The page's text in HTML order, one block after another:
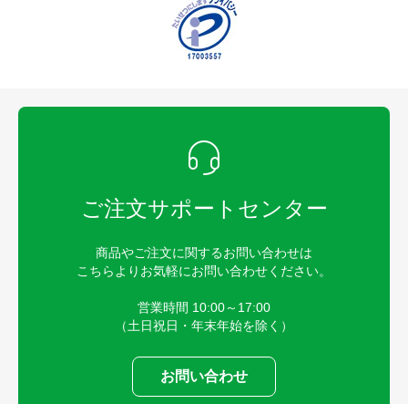
ご注文サポートセンター
商品やご注文に関するお問い合わせは
こちらよりお気軽にお問い合わせください。
営業時間 10:00～17:00
（土日祝日・年末年始を除く）
お問い合わせ